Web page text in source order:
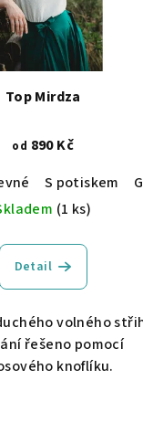
Top Mirdza
od 890 Kč
S potiskem
(1 ks)
Detail
volného
řešeno pomocí
knoflíku.